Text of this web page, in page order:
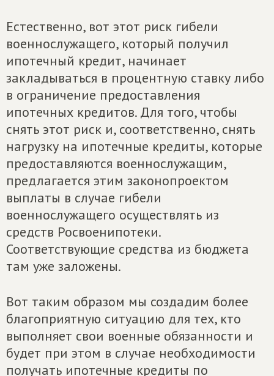
Естественно, вот этот риск гибели
военнослужащего, который получил
ипотечный кредит, начинает
закладываться в процентную ставку либо
в ограничение предоставления
ипотечных кредитов. Для того, чтобы
снять этот риск и, соответственно, снять
нагрузку на ипотечные кредиты, которые
предоставляются военнослужащим,
предлагается этим законопроектом
выплаты в случае гибели
военнослужащего осуществлять из
средств Росвоенипотеки.
Соответствующие средства из бюджета
там уже заложены.
Вот таким образом мы создадим более
благоприятную ситуацию для тех, кто
выполняет свои военные обязанности и
будет при этом в случае необходимости
получать ипотечные кредиты по